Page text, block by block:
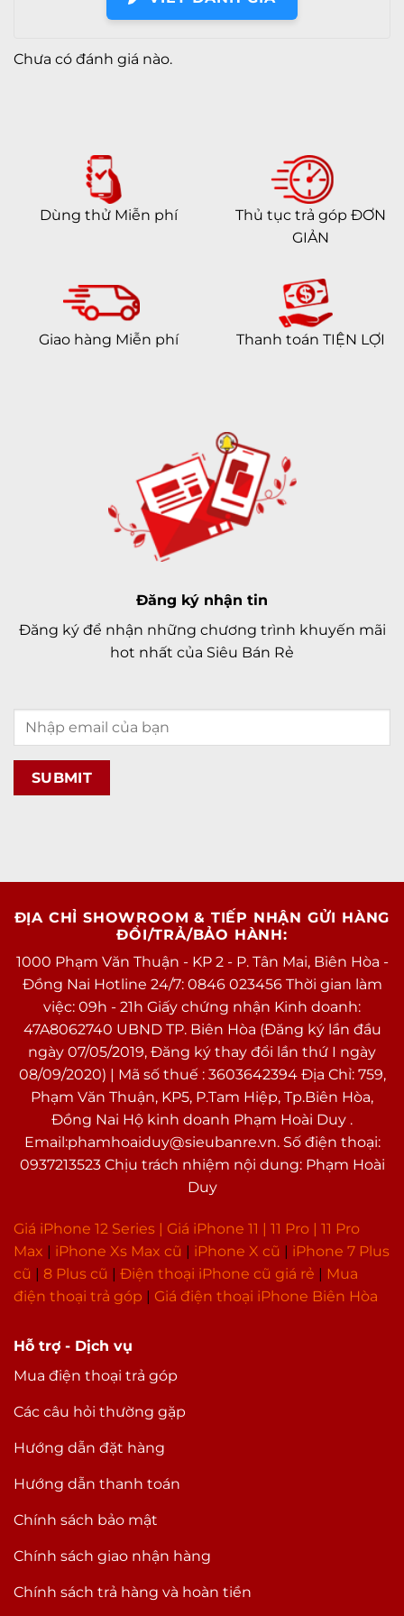
Nếu như miếng dán đa số đều giống nhau và có
tác dụng chính là bảo vệ cho màn hình trên thiết
bị, thì ốp lưng lại bảo vệ toàn diện máy và còn là
dụng cụ trang trí.
kiểu dáng khác nhau cho chiếc smartphone,
tablet của mình.
Hai điều trên đều hướng người dùng đến những
bạn không muốn sử dụng phụ kiện thì sao?
Cách duy nhất lúc này chính là sử dụng máy kỹ
càng hơn, tránh làm rơi máy, hay giẫm lên cũng
như để vật nặng lên máy. Bên cạnh đó, bạn cũng
không nên mang thiết bị đến những nơi có
nhiều cát bụi như biển hay nơi có nước, nhiệt độ
cao.
Lý do rất đơn giản: mặt kính rất kỵ những điều
kiện khắc nghiệt như thế, và có nguy cơ bị xước
dăm, vỡ hoặc vào nước bất kỳ lúc nào.
Thay kính cảm ứng iPad Gen 6 2017 lấy
ngay – chất lượng tại Siêu Bán Rẻ
Hiện tại Siêu Bán Rẻ đang hỗ trợ thay kính cảm
thay thế chỉ vào khoảng 2 giờ.
Và với dịch vụ sửa chữa điện thoại lấy ngay như
thay kính cảm ứng iPad Gen 6 2017 , bạn sẽ được
bạn sẽ được đảm bảo rằng linh kiện, cũng như
các bộ phận khác trên máy không bị thay thế.
Chưa có đánh giá nào.
Dùng thử Miễn phí
Thủ tục trả góp ĐƠN
GIẢN
Giao hàng Miễn phí Thanh toán TIỆN LỢI
Đăng ký nhận tin
Đăng ký để nhận những chương trình khuyến mãi
hot nhất của Siêu Bán Rẻ
Hỗ trợ - Dịch vụ
Mua điện thoại trả góp
Các câu hỏi thường gặp
Hướng dẫn đặt hàng
Hướng dẫn thanh toán
Chính sách bảo mật
Chính sách giao nhận hàng
Chính sách trả hàng và hoàn tiền
ĐỊA CHỈ SHOWROOM & TIẾP NHẬN GỬI HÀNG
ĐỔI/TRẢ/BẢO HÀNH:
1000 Phạm Văn Thuận - KP 2 - P. Tân Mai, Biên Hòa -
Đồng Nai Hotline 24/7: 0846 023456 Thời gian làm
việc: 09h - 21h Giấy chứng nhận Kinh doanh:
47A8062740 UBND TP. Biên Hòa (Đăng ký lần đầu
ngày 07/05/2019, Đăng ký thay đổi lần thứ I ngày
08/09/2020) | Mã số thuế : 3603642394 Địa Chỉ: 759,
Phạm Văn Thuận, KP5, P.Tam Hiệp, Tp.Biên Hòa,
Đồng Nai Hộ kinh doanh Phạm Hoài Duy .
Email:phamhoaiduy@sieubanre.vn. Số điện thoại:
0937213523 Chịu trách nhiệm nội dung: Phạm Hoài
Duy
Giá iPhone 12 Series | Giá iPhone 11 | 11 Pro | 11 Pro
Max | iPhone Xs Max cũ | iPhone X cũ | iPhone 7 Plus
cũ | 8 Plus cũ | Điện thoại iPhone cũ giá rẻ | Mua
điện thoại trả góp | Giá điện thoại iPhone Biên Hòa